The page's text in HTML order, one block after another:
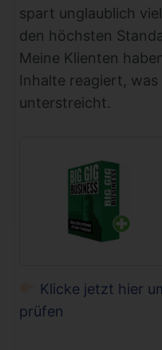
spart unglaublich
den höchsten
Meine Klienten
Inhalte reagiert,
unterstreicht.
Klicke jetzt hier
prüfen